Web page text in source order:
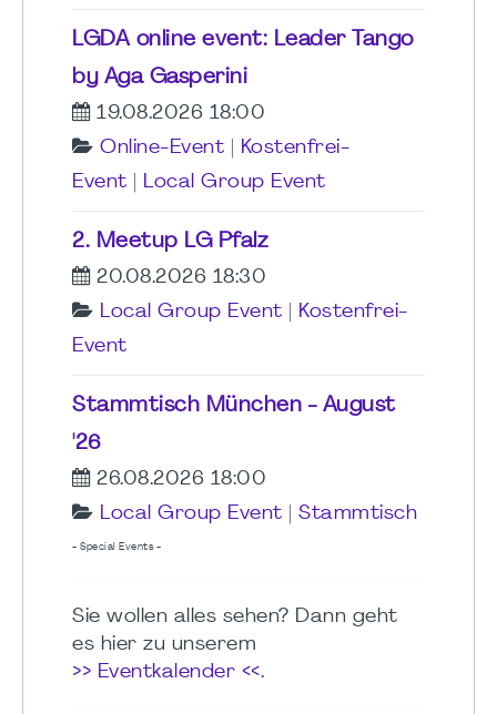
LGDA online event: Leader Tango
by Aga Gasperini
19.08.2026 18:00
Online-Event
Kostenfrei-
Event
Local Group Event
2. Meetup LG Pfalz
20.08.2026 18:30
Local Group Event
Kostenfrei-
Event
Stammtisch München - August
'26
26.08.2026 18:00
Local Group Event
Stammtisch
- Special Events -
Sie wollen alles sehen? Dann geht
es hier zu unserem
>> Eventkalender <<.